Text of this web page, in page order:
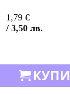
1,79 €
/ 3,50 лв.
КУПИ